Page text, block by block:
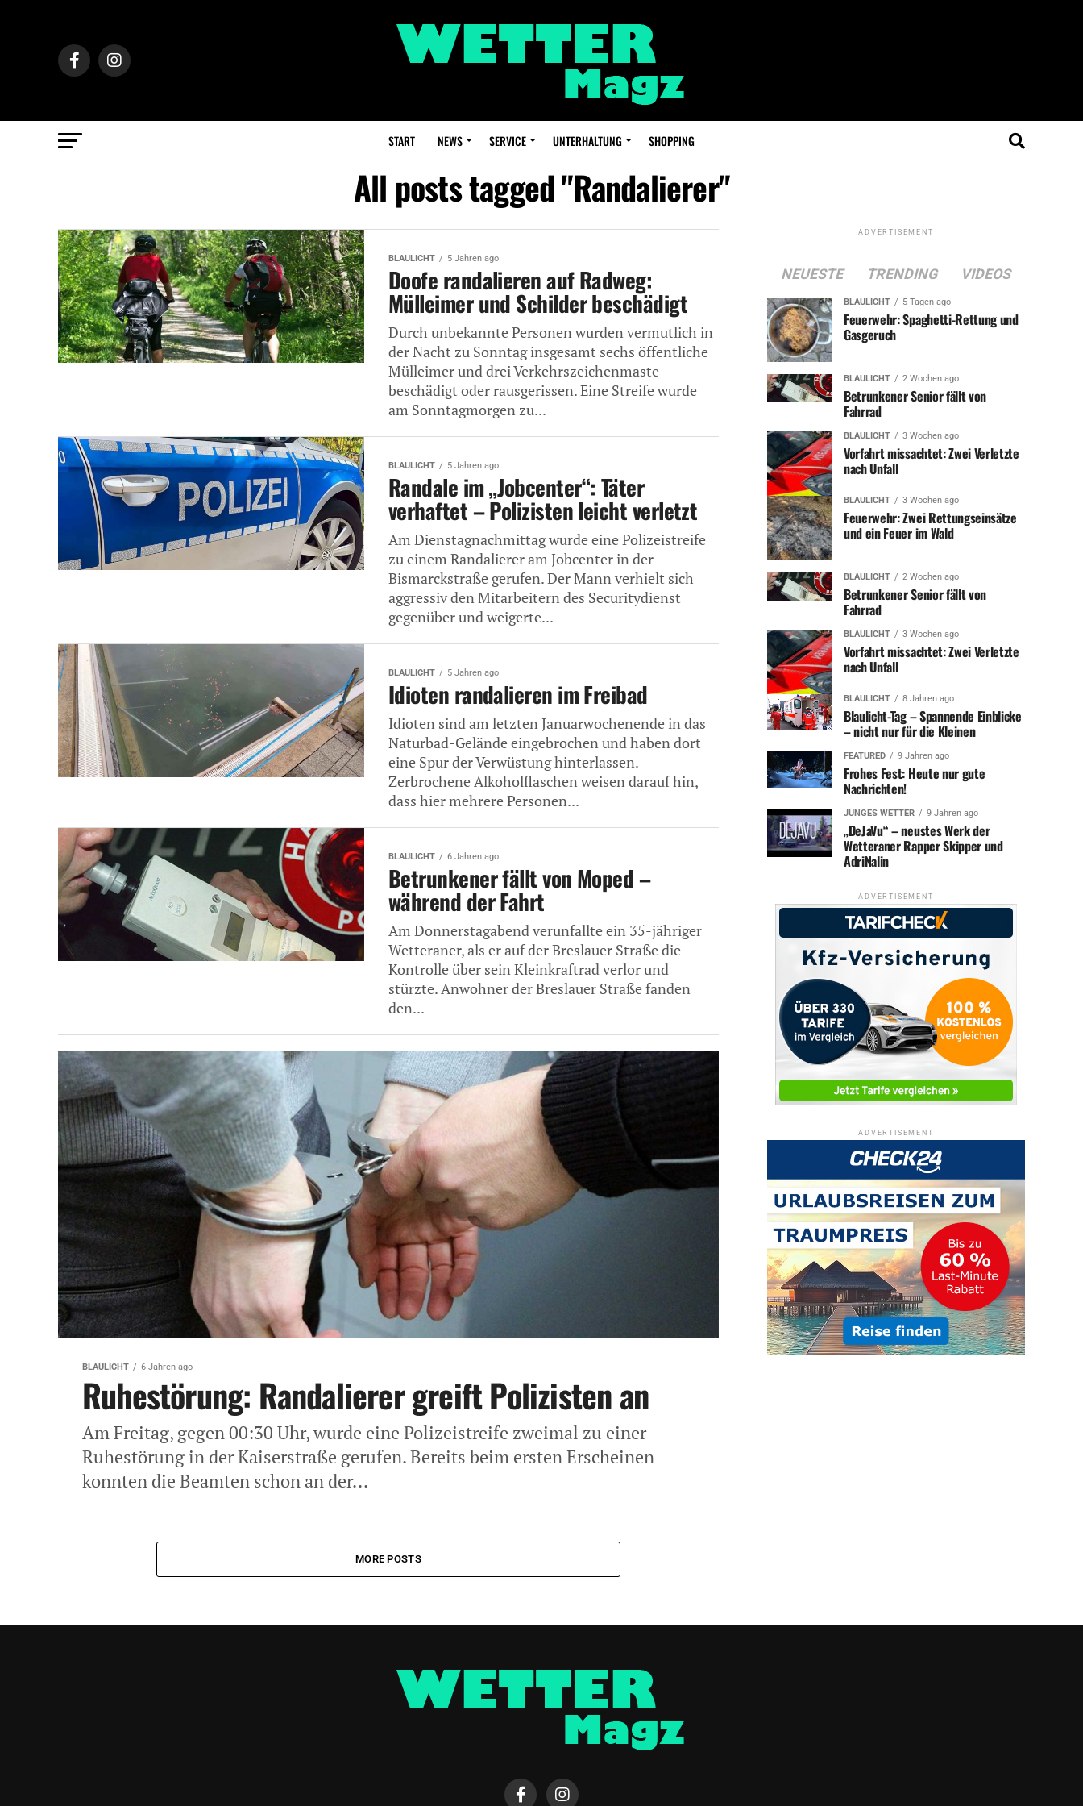
START NEWS SERVICE UNTERHALTUNG SHOPPING
All posts tagged "Randalierer"
BLAULICHT 5 Jahren ago
Doofe randalieren auf Radweg:
Mülleimer und Schilder beschädigt
Durch unbekannte Personen wurden vermutlich in
der Nacht zu Sonntag insgesamt sechs öffentliche
Mülleimer und drei Verkehrszeichenmaste
beschädigt oder rausgerissen. Eine Streife wurde
am Sonntagmorgen zu...
BLAULICHT 5 Jahren ago
Randale im „Jobcenter“: Täter
verhaftet – Polizisten leicht verletzt
Am Dienstagnachmittag wurde eine Polizeistreife
zu einem Randalierer am Jobcenter in der
Bismarckstraße gerufen. Der Mann verhielt sich
aggressiv den Mitarbeitern des Securitydienst
gegenüber und weigerte...
BLAULICHT 5 Jahren ago
Idioten randalieren im Freibad
Idioten sind am letzten Januarwochenende in das
Naturbad-Gelände eingebrochen und haben dort
eine Spur der Verwüstung hinterlassen.
Zerbrochene Alkoholflaschen weisen darauf hin,
dass hier mehrere Personen...
BLAULICHT 6 Jahren ago
Betrunkener fällt von Moped –
während der Fahrt
Am Donnerstagabend verunfallte ein 35-jähriger
Wetteraner, als er auf der Breslauer Straße die
Kontrolle über sein Kleinkraftrad verlor und
stürzte. Anwohner der Breslauer Straße fanden
den...
BLAULICHT 6 Jahren ago
Ruhestörung: Randalierer greift Polizisten an
Am Freitag, gegen 00:30 Uhr, wurde eine Polizeistreife zweimal zu einer
Ruhestörung in der Kaiserstraße gerufen. Bereits beim ersten Erscheinen
konnten die Beamten schon an der...
MORE POSTS
ADVERTISEMENT
NEUESTE TRENDING VIDEOS
BLAULICHT 5 Tagen ago
Feuerwehr: Spaghetti-Rettung und
Gasgeruch
BLAULICHT 2 Wochen ago
Betrunkener Senior fällt von
Fahrrad
BLAULICHT 3 Wochen ago
Vorfahrt missachtet: Zwei Verletzte
nach Unfall
BLAULICHT 3 Wochen ago
Feuerwehr: Zwei Rettungseinsätze
und ein Feuer im Wald
BLAULICHT 2 Wochen ago
Betrunkener Senior fällt von
Fahrrad
BLAULICHT 3 Wochen ago
Vorfahrt missachtet: Zwei Verletzte
nach Unfall
BLAULICHT 8 Jahren ago
Blaulicht-Tag – Spannende Einblicke
– nicht nur für die Kleinen
FEATURED 9 Jahren ago
Frohes Fest: Heute nur gute
Nachrichten!
JUNGES WETTER 9 Jahren ago
„DeJaVu“ – neustes Werk der
Wetteraner Rapper Skipper und
AdriNalin
ADVERTISEMENT
ADVERTISEMENT